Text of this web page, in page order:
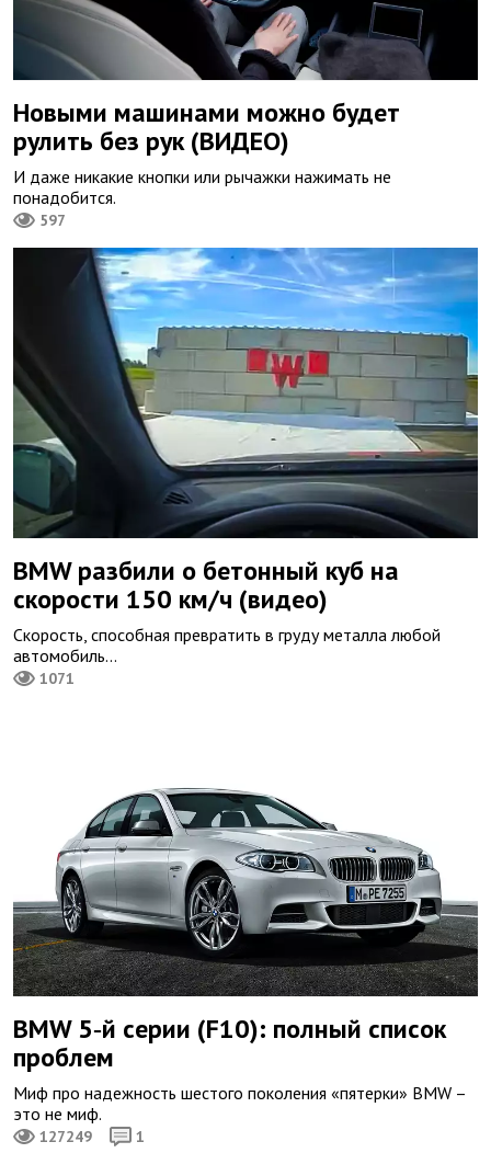
Новыми машинами можно будет
рулить без рук (ВИДЕО)
И даже никакие кнопки или рычажки нажимать не
понадобится.
597
BMW разбили о бетонный куб на
скорости 150 км/ч (видео)
Скорость, способная превратить в груду металла любой
автомобиль...
1071
BMW 5‑й серии (F10): полный список
проблем
Миф про надежность шестого поколения «пятерки» BMW –
это не миф.
127249 1